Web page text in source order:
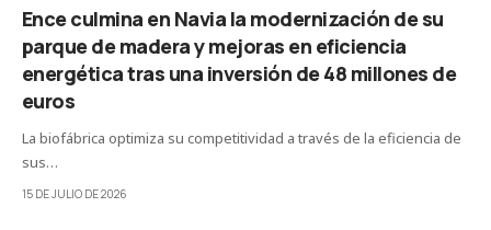
Ence culmina en Navia la modernización de su
parque de madera y mejoras en eficiencia
energética tras una inversión de 48 millones de
euros
La biofábrica optimiza su competitividad a través de la eficiencia de
sus…
15 DE JULIO DE 2026